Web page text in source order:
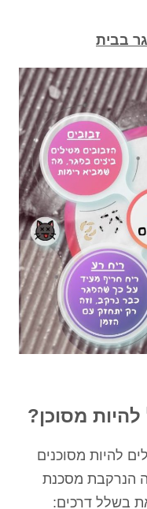
בבית
מסוכן?
להיות מסוכנים
הנרקבת מסכנת
בשלל דרכים: